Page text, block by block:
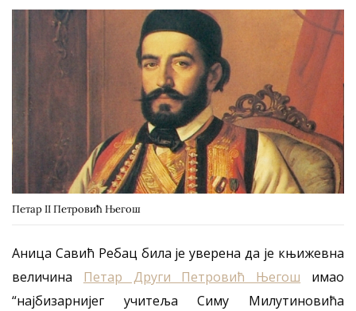
Петар II Петровић Његош
Аница Савић Ребац била је уверена да је књижевна
величина Петар Други Петровић Његош имао
“најбизарнијег учитеља Симу Милутиновића